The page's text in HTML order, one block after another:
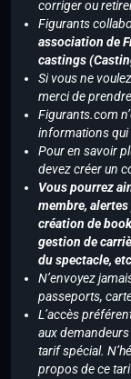
corriger ou
Figurants
association de
castings
Si vous ne
merci de
Figurants.com
informations qui
Pour en savoir
devez créer un
Vous pourrez
membre,
création de
gestion de
du spectacle,
N’envoyez
passeports,
L’accès
aux
tarif spécial.
propos de ce